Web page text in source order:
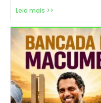
Leia mais >>